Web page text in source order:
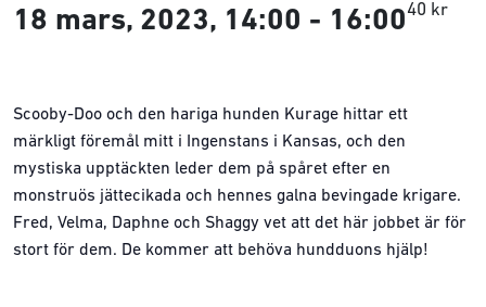
18 mars, 2023, 14:00 - 16:0040 kr
Scooby-Doo och den hariga hunden Kurage hittar ett
märkligt föremål mitt i Ingenstans i Kansas, och den
mystiska upptäckten leder dem på spåret efter en
monstruös jättecikada och hennes galna bevingade krigare.
Fred, Velma, Daphne och Shaggy vet att det här jobbet är för
stort för dem. De kommer att behöva hundduons hjälp!